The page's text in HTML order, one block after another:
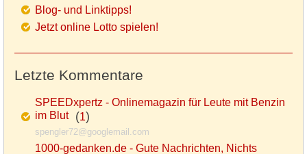
Blog- und Linktipps!
Jetzt online Lotto spielen!
Letzte Kommentare
SPEEDxpertz - Onlinemagazin für Leute mit Benzin
im Blut(1)
spengler72@googlemail.com
1000-gedanken.de - Gute Nachrichten, Nichts